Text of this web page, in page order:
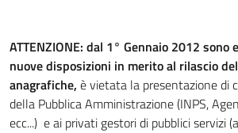
ATTENZIONE: dal 1° Gennaio 2012
nuove disposizioni in merito al rilascio
anagrafiche, è vietata la presentazione di
della Pubblica Amministrazione (INPS,
ecc...) e ai privati gestori di pubblici servizi